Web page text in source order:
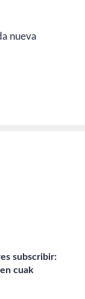
nueva
subscribir:
cuak